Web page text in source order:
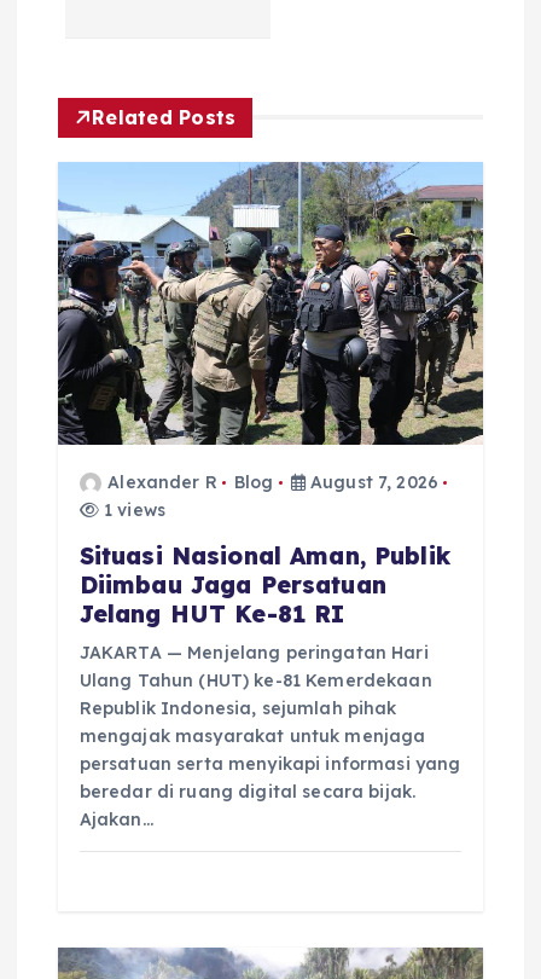
a
t
o
n
Related Posts
Alexander R Blog
August 7, 2026
1 views
Situasi Nasional Aman, Publik
Diimbau Jaga Persatuan
Jelang HUT Ke-81 RI
JAKARTA — Menjelang peringatan Hari
Ulang Tahun (HUT) ke-81 Kemerdekaan
Republik Indonesia, sejumlah pihak
mengajak masyarakat untuk menjaga
persatuan serta menyikapi informasi yang
beredar di ruang digital secara bijak.
Ajakan…